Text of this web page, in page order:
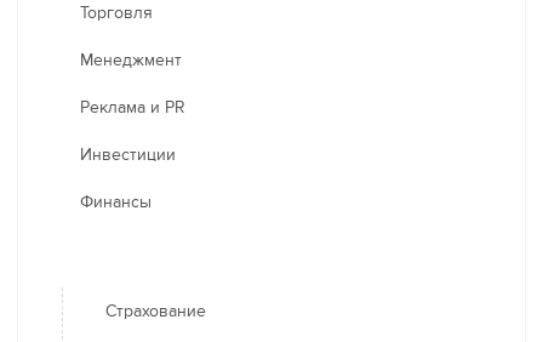
Торговля
Менеджмент
Реклама и PR
Инвестиции
Финансы
Страхование